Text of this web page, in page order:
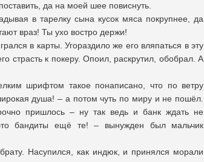
да на моей шее повиснуть.
в тарелку сына кусок мяса покрупнее, да
враз! Ты ухо востро держи!
в карты. Угораздило же его вляпаться в эту
страсть к покеру. Опоил, раскрутил, обобрал. А
шрифтом такое понаписано, что по ветру
душа! – а потом чуть по миру и не пошёл.
пришлось – ну так ведь и банк ждать не
бандиты ещё те! – вынужден был мальчик
Насупился, как индюк, и принялся морали